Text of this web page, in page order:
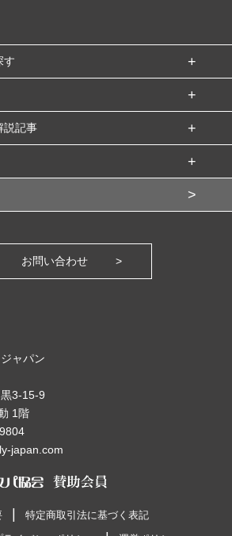
す
説記事
お問い合わせ
ャパン
3-15-9
1階
japan.com
特定商取引法に基づく表記